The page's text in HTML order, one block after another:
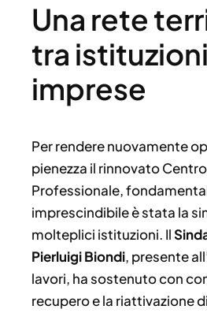
Una rete
tra
imprese
Per rendere nuovamente
pienezza il rinnovato
Professionale,
imprescindibile è stata la
molteplici istituzioni. Il
Pierluigi Biondi, presente
lavori, ha sostenuto con
recupero e la riattivazione